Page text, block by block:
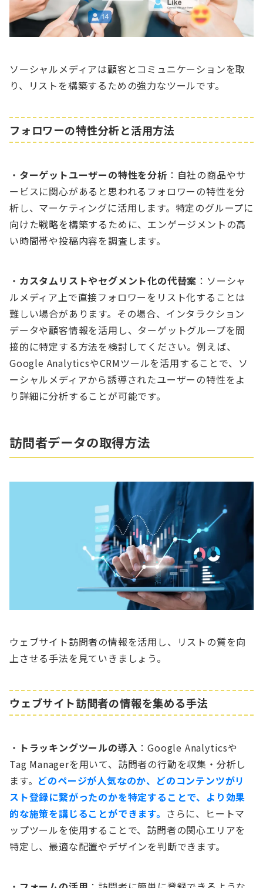
ソーシャルメディアは顧客とコミュニケーションを取
り、リストを構築するための強力なツールです。
フォロワーの特性分析と活用方法
・ ターゲットユーザーの特性を分析 ：自社の商品やサ
ービスに関心があると思われるフォロワーの特性を分
析し、マーケティングに活用します。特定のグループに
向けた戦略を構築するために、エンゲージメントの高
い時間帯や投稿内容を調査します。
・ カスタムリストやセグメント化の代替案 ：ソーシャ
ルメディア上で直接フォロワーをリスト化することは
難しい場合があります。その場合、インタラクション
データや顧客情報を活用し、ターゲットグループを間
接的に特定する方法を検討してください。例えば、
Google AnalyticsやCRMツールを活用することで、ソ
ーシャルメディアから誘導されたユーザーの特性をよ
り詳細に分析することが可能です。
訪問者データの取得方法
ウェブサイト訪問者の情報を活用し、リストの質を向
上させる手法を見ていきましょう。
ウェブサイト訪問者の情報を集める手法
・ トラッキングツールの導入 ：Google Analyticsや
Tag Managerを用いて、訪問者の行動を収集・分析し
ます。 どのページが人気なのか、どのコンテンツがリ
スト登録に繋がったのかを特定することで、より効果
的な施策を講じることができます。 さらに、ヒートマ
ップツールを使用することで、訪問者の関心エリアを
特定し、最適な配置やデザインを判断できます。